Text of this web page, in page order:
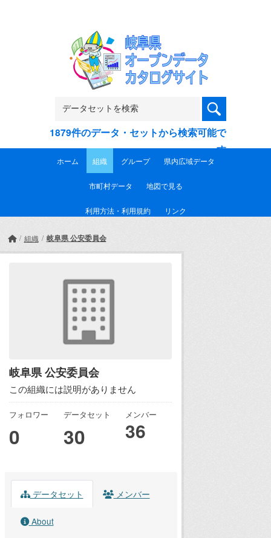
1879件のデータ・セットから検索可能で
す
ホーム 組織 グループ 県内広域データ
市町村データ 地図で見る
利用方法・利用規約 リンク
組織 岐阜県 公安委員会
岐阜県 公安委員会
この組織には説明がありません
フォロワー
0
データセット
30
メンバー
36
データセット メンバー
About